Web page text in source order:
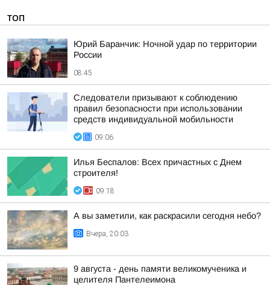
ТОП
Юрий Баранчик: Ночной удар по территории
России
08:45
Следователи призывают к соблюдению
правил безопасности при использовании
средств индивидуальной мобильности
09:06
Илья Беспалов: Всех причастных с Днем
строителя!
09:18
А вы заметили, как раскрасили сегодня небо?
Вчера, 20:03
9 августа - день памяти великомученика и
целителя Пантелеимона